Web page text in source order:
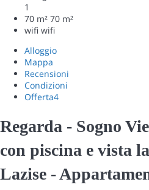
1
70 m² 70 m²
wifi wifi
Alloggio
Mappa
Recensioni
Condizioni
Offerta4
Regarda - Sogno
con piscina e vista
Lazise -